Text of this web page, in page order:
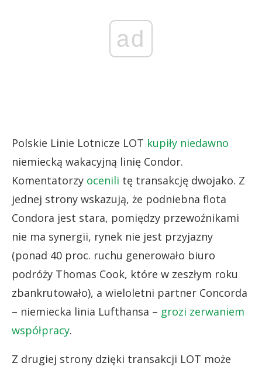
ad
Polskie Linie Lotnicze LOT kupiły niedawno
niemiecką wakacyjną linię Condor.
Komentatorzy ocenili tę transakcję dwojako. Z
jednej strony wskazują, że podniebna flota
Condora jest stara, pomiędzy przewoźnikami
nie ma synergii, rynek nie jest przyjazny
(ponad 40 proc. ruchu generowało biuro
podróży Thomas Cook, które w zeszłym roku
zbankrutowało), a wieloletni partner Concorda
– niemiecka linia Lufthansa – grozi zerwaniem
współpracy.
Z drugiej strony dzięki transakcji LOT może